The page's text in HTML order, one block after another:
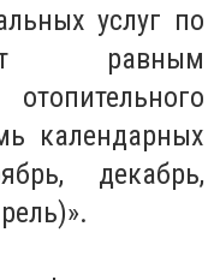
услуг по
равным
календарных
декабрь,